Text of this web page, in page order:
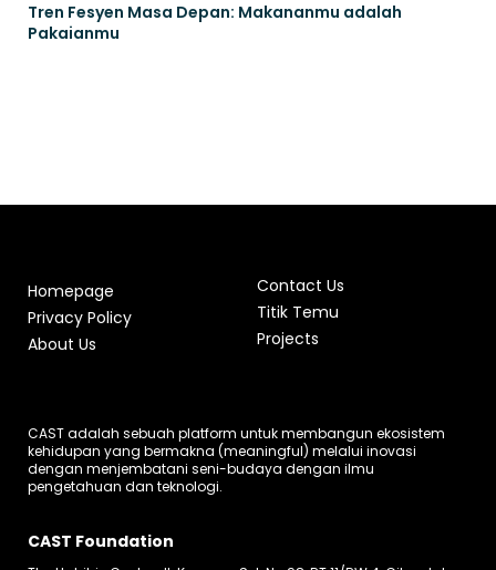
Tren Fesyen Masa Depan: Makananmu adalah
Pakaianmu
Homepage
Privacy Policy
About Us
Contact Us
Titik Temu
Projects
CAST adalah sebuah platform untuk membangun ekosistem
kehidupan yang bermakna (meaningful) melalui inovasi
dengan menjembatani seni-budaya dengan ilmu
pengetahuan dan teknologi.
CAST Foundation